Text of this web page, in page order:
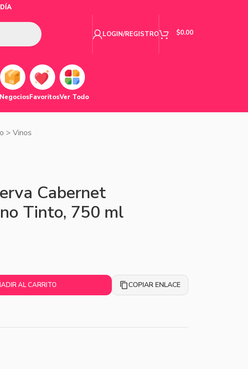
LOGIN/REGISTRO $0.00
FavoritosVer Todo
> Vinos
Cabernet
Tinto, 750 ml
AL CARRITO COPIAR ENLACE